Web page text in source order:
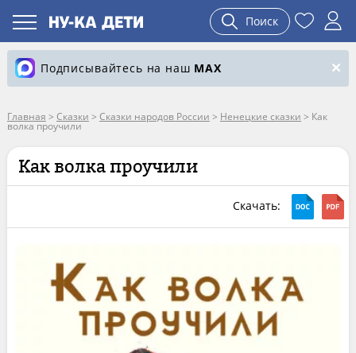
Поиск
Подписывайтесь на наш MAX
Главная > Сказки > Сказки народов России > Ненецкие сказки > Как
волка проучили
Как волка проучили
Скачать: